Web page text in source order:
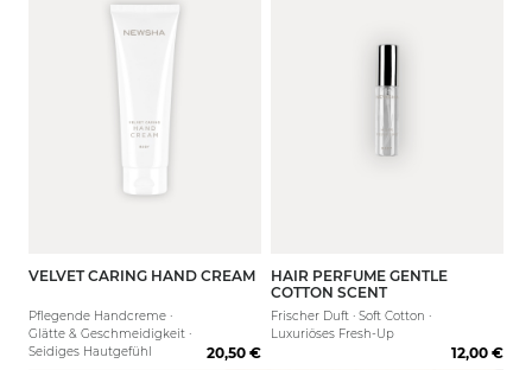
125 ml
VELVET CARING HAND CREAM
Pflegende Handcreme ·
Glätte & Geschmeidigkeit ·
Seidiges Hautgefühl
20,50 €
HAIR PERFUME GENTLE
COTTON SCENT
Frischer Duft · Soft Cotton ·
Luxuriöses Fresh-Up
12,00 €